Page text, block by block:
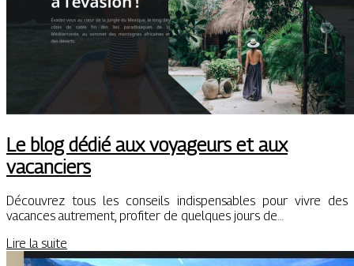
Le blog dédié aux voyageurs et aux
vacanciers
Découvrez tous les conseils indispensables pour vivre des
vacances autrement, profiter de quelques jours de…
Lire la suite